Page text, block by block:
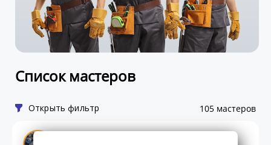
Список мастеров
Открыть фильтр 105 мастеров